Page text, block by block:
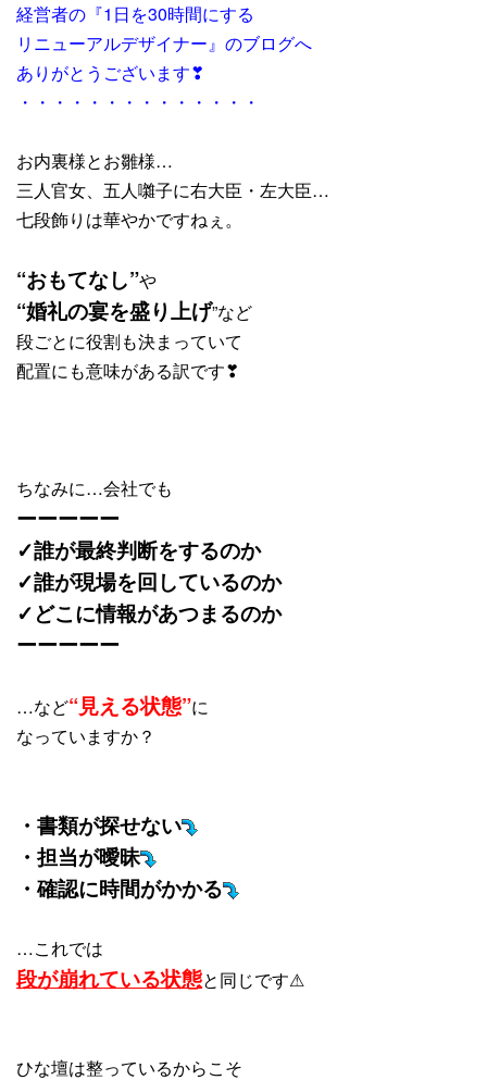
経営者の『1日を30時間にする
リニューアルデザイナー』のブログへ
ありがとうございます❣
・・・・・・・・・・・・・・
お内裏様とお雛様…
三人官女、五人囃子に右大臣・左大臣…
七段飾りは華やかですねぇ。
“おもてなし”や
“婚礼の宴を盛り上げ”など
段ごとに役割も決まっていて
配置にも意味がある訳です❣
ちなみに…会社でも
ーーーーー
✓誰が最終判断をするのか
✓誰が現場を回しているのか
✓どこに情報があつまるのか
ーーーーー
…など“見える状態”に
なっていますか？
・書類が探せない
・担当が曖昧
・確認に時間がかかる
…これでは
段が崩れている状態と同じです⚠
ひな壇は整っているからこそ